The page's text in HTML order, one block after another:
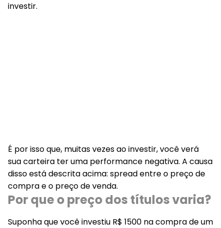
investir.
É por isso que, muitas vezes ao investir, você verá
sua carteira ter uma performance negativa. A causa
disso está descrita acima: spread entre o preço de
compra e o preço de venda.
Por que o preço dos títulos varia?
Suponha que você investiu R$ 1500 na compra de um